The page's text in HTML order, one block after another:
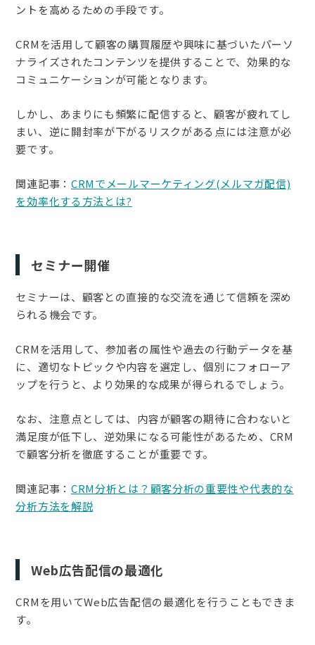
ントを高めるための手段です。
CRMを活用して顧客の購買履歴や興味に基づいたパーソ
ナライズされたコンテンツを提供することで、効果的な
コミュニケーションが可能となります。
しかし、あまりにも頻繁に配信すると、顧客が疲れてし
まい、逆に開封率が下がるリスクがある点には注意が必
要です。
関連記事： CRMでメールマーケティング(メルマガ配信)
を効率化する方法とは?
セミナー開催
セミナーは、顧客との直接的な交流を通じて信頼を深め
られる機会です。
CRMを活用して、参加者の属性や過去の行動データを基
に、適切なトピックや内容を選定し、個別にフォローア
ップを行うと、より効果的な成果が得られるでしょう。
なお、注意点としては、内容が顧客の期待に合わないと
満足度が低下し、逆効果になる可能性があるため、CRM
で顧客分析を徹底することが重要です。
関連記事： CRM分析とは？顧客分析の重要性や代表的な
分析方法を解説
Web広告配信の最適化
CRMを用いてWeb広告配信の最適化を行うこともできま
す。